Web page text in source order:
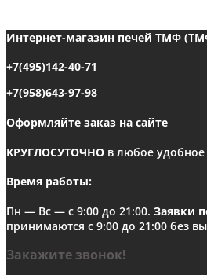
выбрать
на
Интернет-магазин печей ТМФ
+7(495)142-40-71
+7(958)643-97-98
Оформляйте заказ на сайте
КРУГЛОСУТОЧНО в любое удобное
Время работы:
Пн — Вс — с 9:00 до 21:00. Заявки
принимаются с 9:00 до 21:00 без
Закажите звонок!